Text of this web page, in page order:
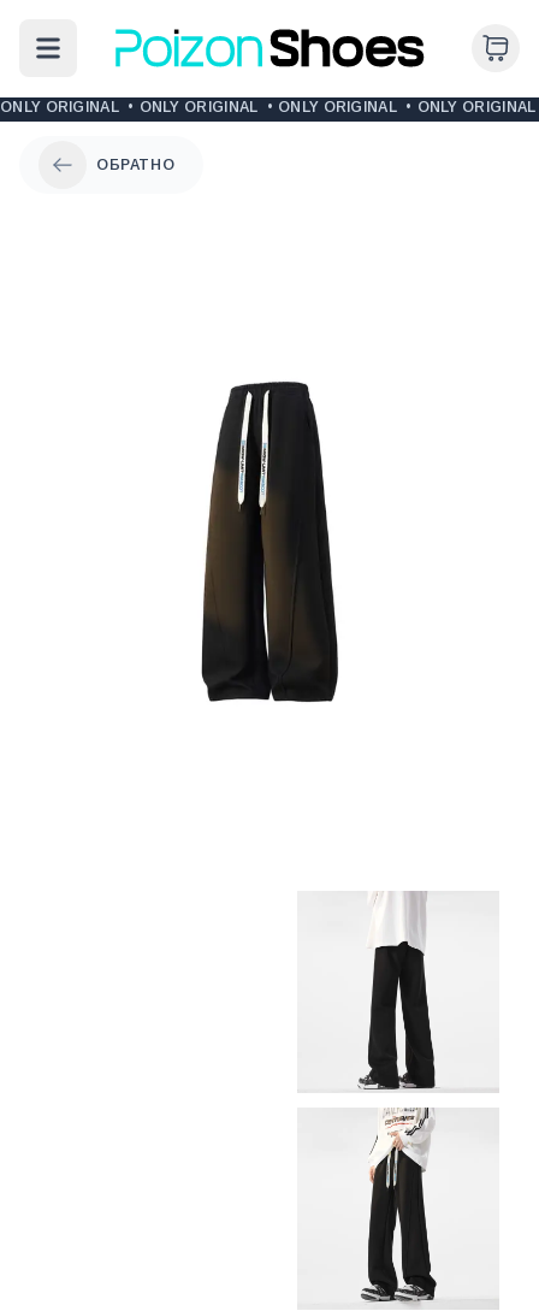
ONLY ORIGINAL • ONLY ORIGINAL • ONLY ORIGINAL • ONLY ORIGINAL
ОБРАТНО